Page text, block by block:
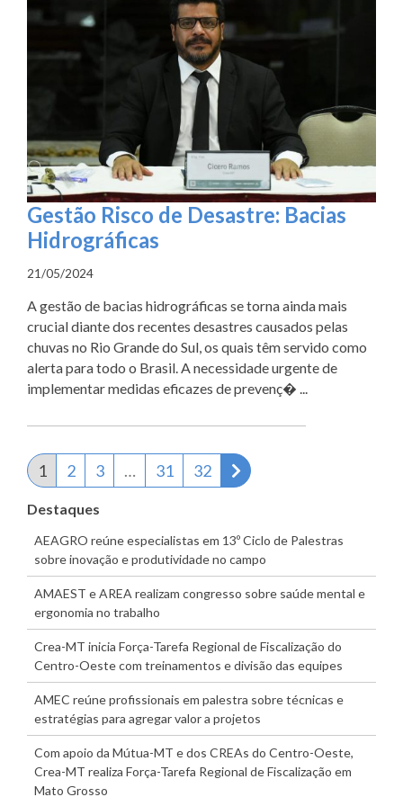
Gestão Risco de Desastre: Bacias
Hidrográficas
21/05/2024
A gestão de bacias hidrográficas se torna ainda mais
crucial diante dos recentes desastres causados pelas
chuvas no Rio Grande do Sul, os quais têm servido como
alerta para todo o Brasil. A necessidade urgente de
implementar medidas eficazes de prevenç� ...
1 2 3 … 31 32 Próxima página
Destaques
AEAGRO reúne especialistas em 13º Ciclo de Palestras
sobre inovação e produtividade no campo
AMAEST e AREA realizam congresso sobre saúde mental e
ergonomia no trabalho
Crea-MT inicia Força-Tarefa Regional de Fiscalização do
Centro-Oeste com treinamentos e divisão das equipes
AMEC reúne profissionais em palestra sobre técnicas e
estratégias para agregar valor a projetos
Com apoio da Mútua-MT e dos CREAs do Centro-Oeste,
Crea-MT realiza Força-Tarefa Regional de Fiscalização em
Mato Grosso